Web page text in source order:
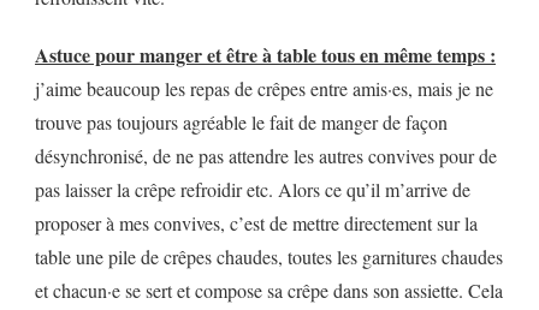
Astuce pour manger et être à table tous en même temps :
j’aime beaucoup les repas de crêpes entre amis·es, mais je ne
trouve pas toujours agréable le fait de manger de façon
désynchronisé, de ne pas attendre les autres convives pour de
pas laisser la crêpe refroidir etc. Alors ce qu’il m’arrive de
proposer à mes convives, c’est de mettre directement sur la
table une pile de crêpes chaudes, toutes les garnitures chaudes
et chacun·e se sert et compose sa crêpe dans son assiette. Cela